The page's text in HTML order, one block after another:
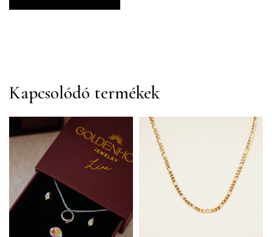
Kapcsolódó termékek